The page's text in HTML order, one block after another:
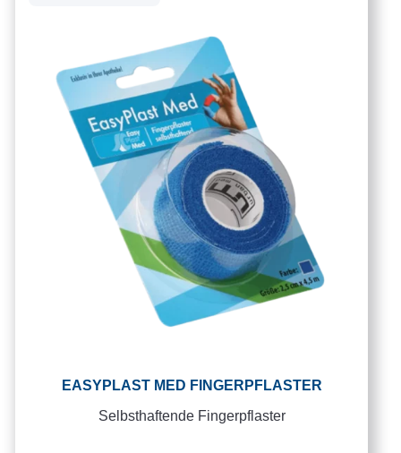
EASYPLAST MED FINGERPFLASTER
Selbsthaftende Fingerpflaster